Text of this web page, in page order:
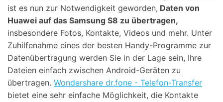
ist es nun zur Notwendigkeit geworden, Daten von
Huawei auf das Samsung S8 zu übertragen,
insbesondere Fotos, Kontakte, Videos und mehr. Unter
Zuhilfenahme eines der besten Handy-Programme zur
Datenübertragung werden Sie in der Lage sein, Ihre
Dateien einfach zwischen Android-Geräten zu
übertragen. Wondershare dr.fone - Telefon-Transfer
bietet eine sehr einfache Möglichkeit, die Kontakte